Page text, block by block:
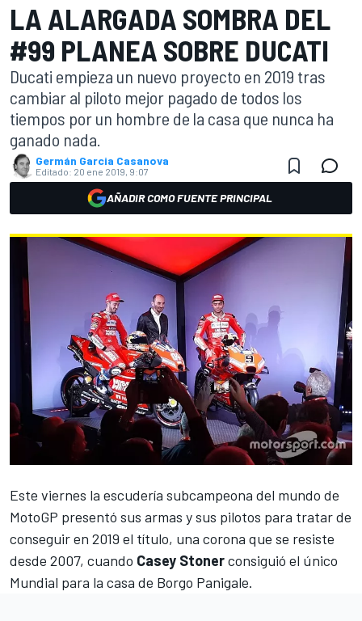
LA ALARGADA SOMBRA DEL
#99 PLANEA SOBRE DUCATI
Ducati empieza un nuevo proyecto en 2019 tras
cambiar al piloto mejor pagado de todos los
tiempos por un hombre de la casa que nunca ha
ganado nada.
Germán Garcia Casanova
Editado: 20 ene 2019, 9:07
AÑADIR COMO FUENTE PRINCIPAL
Este viernes la escudería subcampeona del mundo de
MotoGP presentó sus armas y sus pilotos para tratar de
conseguir en 2019 el título, una corona que se resiste
desde 2007, cuando Casey Stonerconsiguió el único
Mundial para la casa de Borgo Panigale.